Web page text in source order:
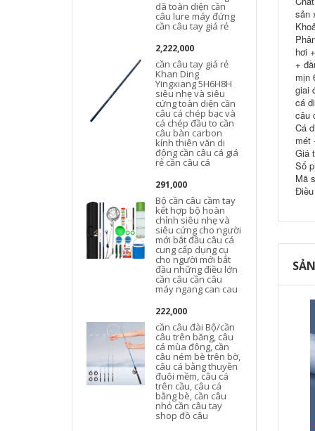
dã toàn diện cần
câu lure máy đứng
cần câu tay giá rẻ
2,222,000
cần câu tay giá rẻ
Khan Ding
Yingxiang 5H6H8H
siêu nhẹ và siêu
cứng toàn diện cần
câu cá chép bạc và
cá chép đầu to cần
câu bàn carbon
kính thiên văn di
động cần câu cá giá
rẻ cần câu cá
291,000
Bộ cần câu cầm tay
kết hợp bộ hoàn
chỉnh siêu nhẹ và
siêu cứng cho người
mới bắt đầu câu cá
cung cấp dụng cụ
cho người mới bắt
đầu những điều lớn
cần câu cần câu
máy ngang can cau
222,000
cần câu đài Bộ/cần
câu trên băng, câu
cá mùa đông, cần
câu ném bè trên bờ,
câu cá bằng thuyền
đuôi mềm, câu cá
trên cầu, câu cá
bằng bè, cần câu
nhỏ cần câu tay
shop đồ câu
sản
hơi
+
mịn
giai
cá
câu
Cá
mét
Giá
Số
Mã